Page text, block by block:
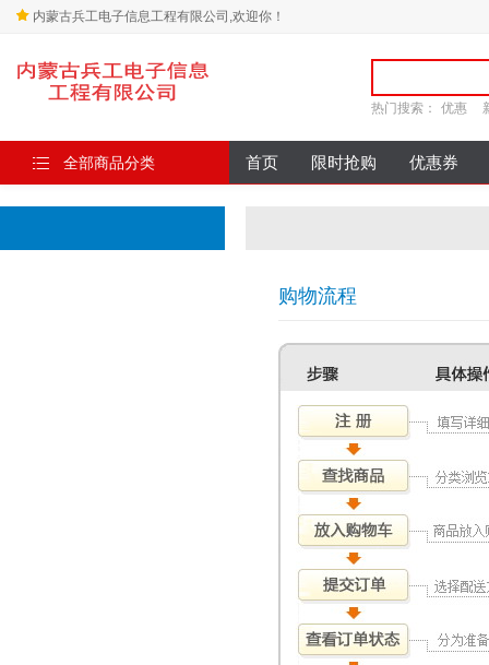
内蒙古兵工电子信息工程有限公司,欢迎你！
热门搜索： 优惠
全部商品分类 首页 限时抢购 优惠券
购物流程